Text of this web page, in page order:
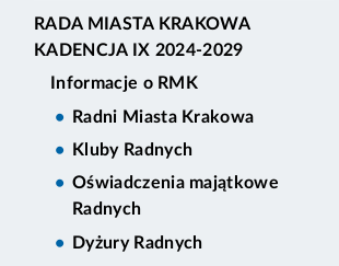
RADA MIASTA KRAKOWA
KADENCJA IX 2024-2029
Informacje o RMK
Radni Miasta Krakowa
Kluby Radnych
Oświadczenia majątkowe
Radnych
Dyżury Radnych